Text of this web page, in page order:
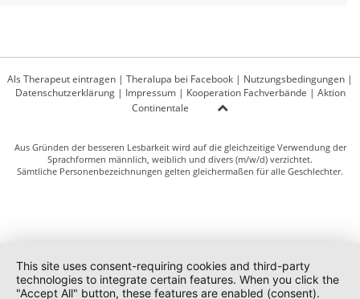
Als Therapeut eintragen | Theralupa bei Facebook | Nutzungsbedingungen |
Datenschutzerklärung| Impressum| Kooperation Fachverbände | Aktion
Continentale
Aus Gründen der besseren Lesbarkeit wird auf die gleichzeitige Verwendung der
Sprachformen männlich, weiblich und divers (m/w/d) verzichtet.
Sämtliche Personenbezeichnungen gelten gleichermaßen für alle Geschlechter.
This site uses consent-requiring cookies and third-party
technologies to integrate certain features. When you click the
"Accept All" button, these features are enabled (consent).